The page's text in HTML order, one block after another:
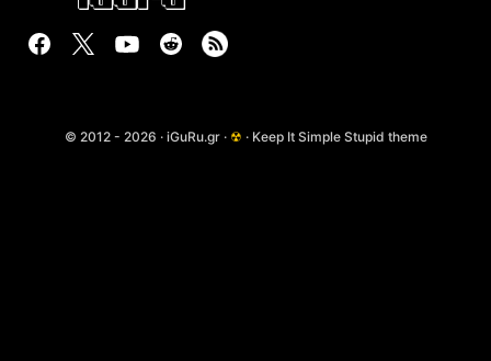
© 2012 - 2026 · iGuRu.gr · ☢ · Keep It Simple Stupid theme